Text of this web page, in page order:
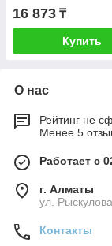
16 873 ₸
Купить
О нас
Рейтинг не
Менее 5
Работает с
г. Алматы
ул.
Контакты